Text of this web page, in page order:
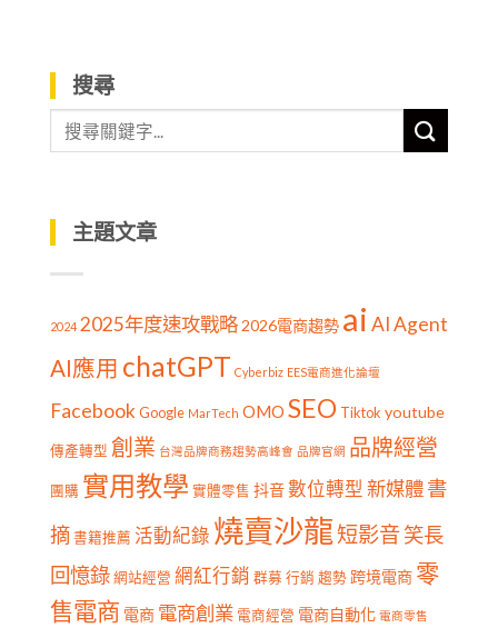
搜尋
主題文章
2024 2025年度速攻戰略2026電商趨勢 ai AI Agent
AI應用 chatGPT Cyberbiz EES電商進化論壇
Facebook Google MarTech OMO SEO Tiktok youtube
傳產轉型 創業 台灣品牌商務趨勢高峰會 品牌官網 品牌經營
團購 實用教學 實體零售 抖音數位轉型 新媒體書
摘 書籍推薦 活動紀錄 燒賣沙龍短影音笑長
回憶錄 網站經營 網紅行銷 群募 行銷 趨勢 跨境電商 零
售電商 電商 電商創業 電商經營 電商自動化 電商零售